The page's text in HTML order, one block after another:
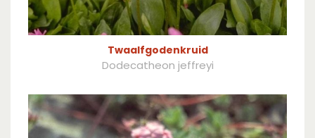
Twaalfgodenkruid
Dodecatheon jeffreyi